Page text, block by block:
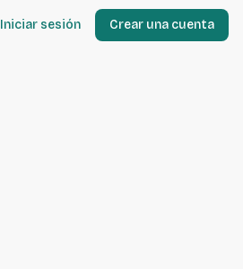
Iniciar sesión Crear una cuenta